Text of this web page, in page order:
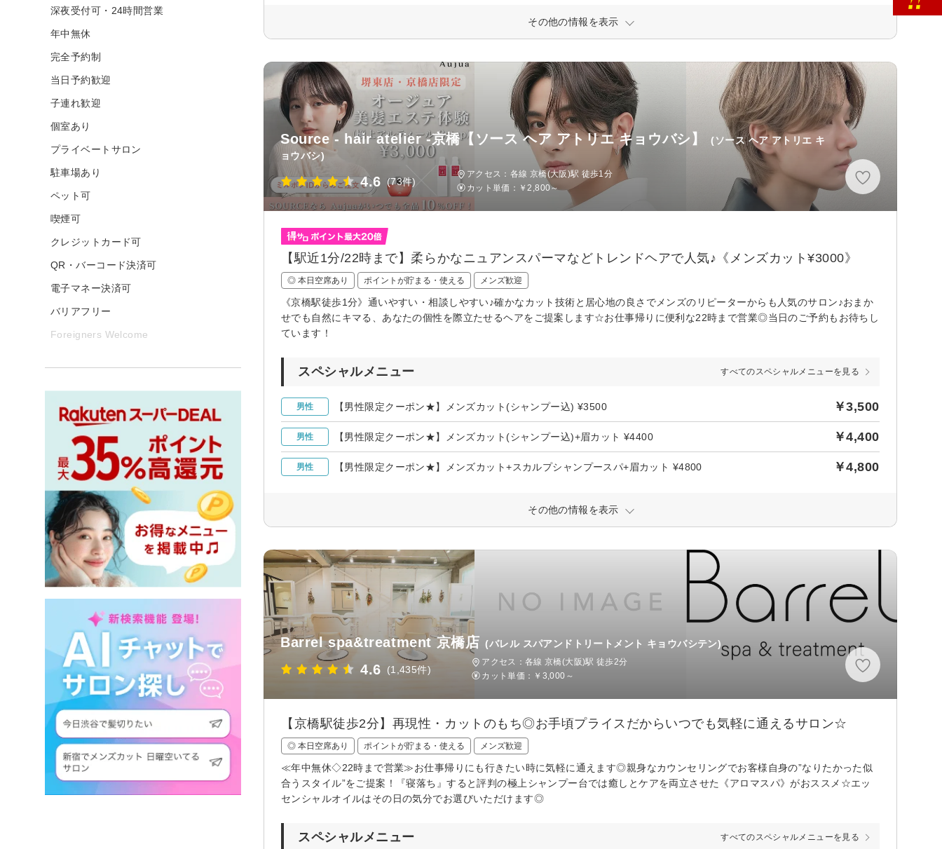
その他の情報を表示
Source - hair atelier -京橋【ソース ヘア アトリエ キョウバシ】
(ソース ヘア アトリエ キ
ョウバシ)
4.6 (73件)
アクセス：各線 京橋(大阪)駅 徒歩1分
カット単価： ￥2,800～
【駅近1分/22時まで】柔らかなニュアンスパーマなどトレンドヘアで人気♪《メンズカット¥3000》
◎ 本日空席あり ポイントが貯まる・使える メンズ歓迎
《京橋駅徒歩1分》通いやすい・相談しやすい♪確かなカット技術と居心地の良さでメンズのリピーターからも人気のサロン♪おまか
せでも自然にキマる、あなたの個性を際立たせるヘアをご提案します☆お仕事帰りに便利な22時まで営業◎当日のご予約もお待ちし
ています！
スペシャルメニュー すべてのスペシャルメニューを見る
男性 【男性限定クーポン★】メンズカット(シャンプー込) ¥3500 ￥3,500
男性 【男性限定クーポン★】メンズカット(シャンプー込)+眉カット ¥4400 ￥4,400
男性 【男性限定クーポン★】メンズカット+スカルプシャンプースパ+眉カット ¥4800 ￥4,800
その他の情報を表示
Barrel spa&treatment 京橋店 (バレル スパアンドトリートメント キョウバシテン)
4.6 (1,435件)
アクセス：各線 京橋(大阪)駅 徒歩2分
カット単価： ￥3,000～
【京橋駅徒歩2分】再現性・カットのもち◎お手頃プライスだからいつでも気軽に通えるサロン☆
◎ 本日空席あり ポイントが貯まる・使える メンズ歓迎
≪年中無休◇22時まで営業≫お仕事帰りにも行きたい時に気軽に通えます◎親身なカウンセリングでお客様自身の”なりたかった似
合うスタイル”をご提案！『寝落ち』すると評判の極上シャンプー台では癒しとケアを両立させた《アロマスパ》がおススメ☆エッ
センシャルオイルはその日の気分でお選びいただけます◎
スペシャルメニュー すべてのスペシャルメニューを見る
深夜受付可・24時間営業
年中無休
完全予約制
当日予約歓迎
子連れ歓迎
個室あり
プライベートサロン
駐車場あり
ペット可
喫煙可
クレジットカード可
QR・バーコード決済可
電子マネー決済可
バリアフリー
Foreigners Welcome